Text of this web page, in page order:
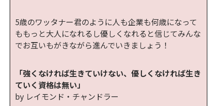
5歳のワッタナー君のように人も企業も何歳になって
ももっと大人になれるし優しくなれると信じてみんな
でお互いもがきながら進んでいきましょう！
「強くなければ生きていけない、優しくなければ生き
ていく資格は無い」
by レイモンド・チャンドラー